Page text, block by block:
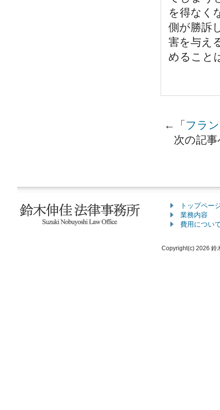
を得なく
側が勝訴
害を与え
めること
←「 フラ
次の記事
トップペー
業務内容
費用につい
Copyright(c) 2026 鈴